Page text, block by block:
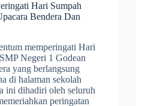
Hari Sumpah
Bendera Dan
memperingati Hari
Negeri 1 Godean
yang berlangsung
di halaman sekolah
ini dihadiri oleh seluruh
peringatan